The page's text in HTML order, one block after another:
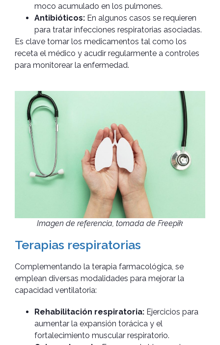
moco acumulado en los pulmones.
Antibióticos: En algunos casos se requieren
para tratar infecciones respiratorias asociadas.
Es clave tomar los medicamentos tal como los
receta el médico y acudir regularmente a controles
para monitorear la enfermedad.
Imagen de referencia, tomada de Freepik
Terapias respiratorias
Complementando la terapia farmacológica, se
emplean diversas modalidades para mejorar la
capacidad ventilatoria:
Rehabilitación respiratoria: Ejercicios para
aumentar la expansión torácica y el
fortalecimiento muscular respiratorio.